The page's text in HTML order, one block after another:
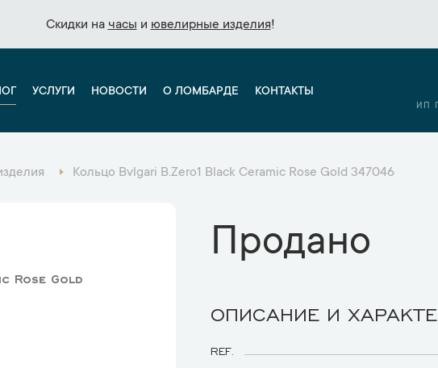
Скидки на часы и ювелирные изделия!
Скидки на часы и ювелирные изделия!
УСЛУГИ НОВОСТИ О ЛОМБАРДЕ КОНТАКТЫ
ИП
Кольцо Bvlgari B.Zero1 Black Ceramic Rose Gold 347046
Rose Gold
Продано
ОПИСАНИЕ И
REF.